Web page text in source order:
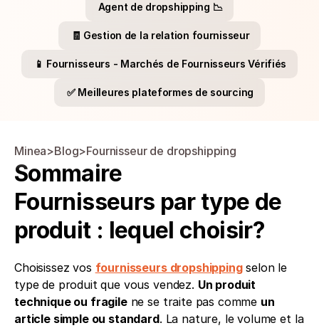
Agent de dropshipping 📉
🧾 Gestion de la relation fournisseur
📱 Fournisseurs - Marchés de Fournisseurs Vérifiés
✅ Meilleures plateformes de sourcing
Minea>Blog>Fournisseur de dropshipping
Sommaire
Fournisseurs par type de
produit : lequel choisir?
Choisissez vos fournisseurs dropshipping selon le
type de produit que vous vendez. Un produit
technique ou fragile ne se traite pas comme un
article simple ou standard. La nature, le volume et la